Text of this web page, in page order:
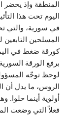
المنطقة وإذ يحضر
اليوم تحت هذا
في سورية، والتي
المسلحين
كورقة ضغط في
برفع الورقة
لوحظ توجّه
الروس، ما يدل أن
أولوية أينما
فعلاً التي وضعت